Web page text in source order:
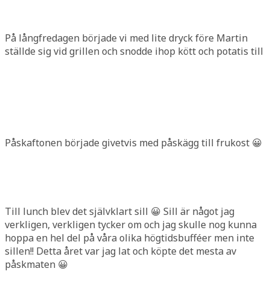
På långfredagen började vi med lite dryck före Martin
ställde sig vid grillen och snodde ihop kött och potatis till
Påskaftonen började givetvis med påskägg till frukost 😀
Till lunch blev det självklart sill 😀 Sill är något jag
verkligen, verkligen tycker om och jag skulle nog kunna
hoppa en hel del på våra olika högtidsbufféer men inte
sillen!! Detta året var jag lat och köpte det mesta av
påskmaten 😀